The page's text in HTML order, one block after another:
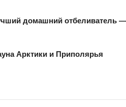
домашний отбеливатель
Арктики и Приполярья